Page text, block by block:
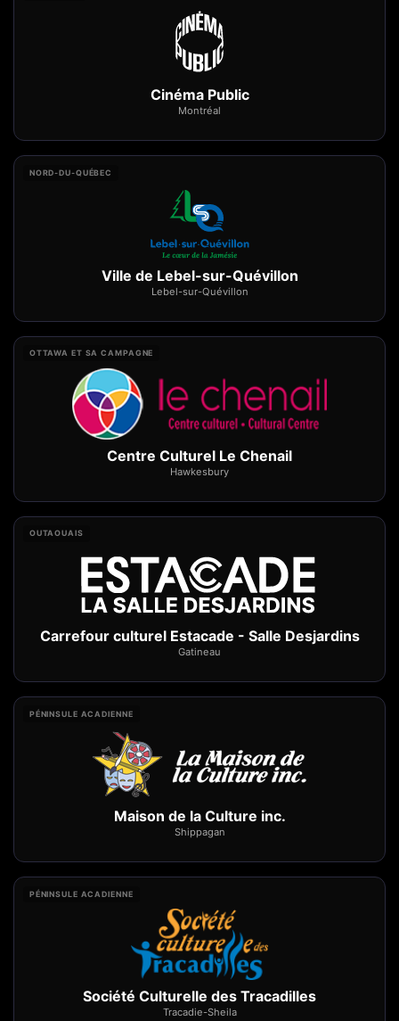
Cinéma Public
Montréal
NORD-DU-QUÉBEC
Ville de Lebel-sur-Quévillon
Lebel-sur-Quévillon
OTTAWA ET SA CAMPAGNE
Centre Culturel Le Chenail
Hawkesbury
OUTAOUAIS
Carrefour culturel Estacade - Salle Desjardins
Gatineau
PÉNINSULE ACADIENNE
Maison de la Culture inc.
Shippagan
PÉNINSULE ACADIENNE
Société Culturelle des Tracadilles
Tracadie-Sheila